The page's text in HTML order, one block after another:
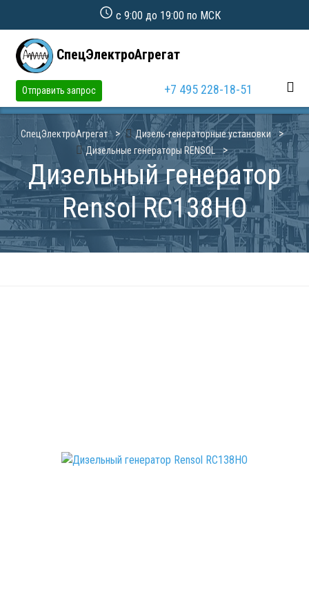
с 9:00 до 19:00 по МСК
СпецЭлектроАгрегат
Отправить запрос +7 495 228-18-51
СпецЭлектроАгрегат
Дизель-генераторные установки
Дизельные генераторы RENSOL
Дизельный генератор
Rensol RC138HO